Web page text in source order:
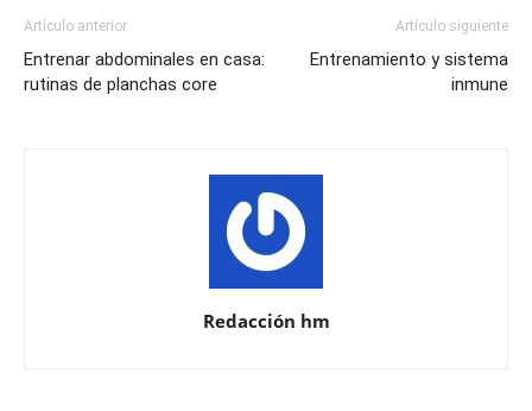
Artículo anterior
Entrenar abdominales en casa:
rutinas de planchas core
Artículo siguiente
Entrenamiento y sistema
inmune
Redacción hm